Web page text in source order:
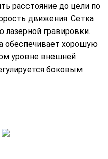
расстояние до цели по
движения. Сетка
гравировки.
обеспечивает хорошую
уровне внешней
боковым